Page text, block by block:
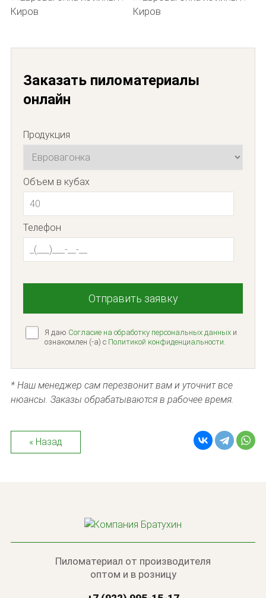
Заказать пиломатериалы
онлайн
Продукция
Объем в кубах
Телефон
Я даю Согласие на обработку персональных данныхи
ознакомлен (-а) c Политикой конфиденциальности.
* Наш менеджер сам перезвонит вам и уточнит все
нюансы. Заказы обрабатываются в рабочее время.
« Назад
Пиломатериал от производителя
оптом и в розницу